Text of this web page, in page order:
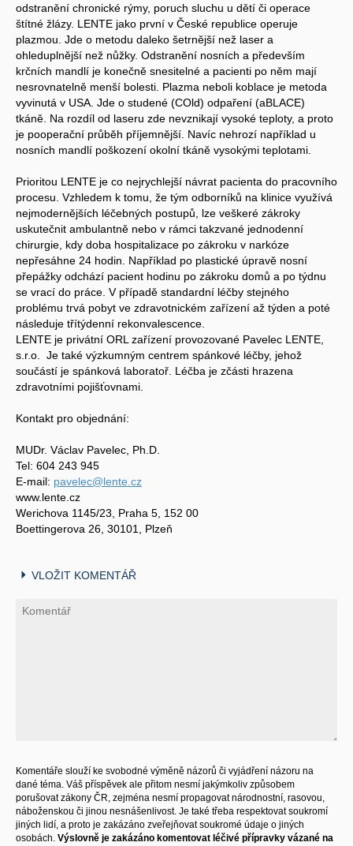
odstranění chronické rýmy, poruch sluchu u dětí či operace
štítné žlázy. LENTE jako první v České republice operuje
plazmou. Jde o metodu daleko šetrnější než laser a
ohleduplnější než nůžky. Odstranění nosních a především
krčních mandlí je konečně snesitelné a pacienti po něm mají
nesrovnatelně menší bolesti. Plazma neboli koblace je metoda
vyvinutá v USA. Jde o studené (COld) odpaření (aBLACE)
tkáně. Na rozdíl od laseru zde nevznikají vysoké teploty, a proto
je pooperační průběh příjemnější. Navíc nehrozí například u
nosních mandlí poškození okolní tkáně vysokými teplotami.
Prioritou LENTE je co nejrychlejší návrat pacienta do pracovního
procesu. Vzhledem k tomu, že tým odborníků na klinice využívá
nejmodernějších léčebných postupů, lze veškeré zákroky
uskutečnit ambulantně nebo v rámci takzvané jednodenní
chirurgie, kdy doba hospitalizace po zákroku v narkóze
nepřesáhne 24 hodin. Například po plastické úpravě nosní
přepážky odchází pacient hodinu po zákroku domů a po týdnu
se vrací do práce. V případě standardní léčby stejného
problému trvá pobyt ve zdravotnickém zařízení až týden a poté
následuje třítýdenní rekonvalescence.
LENTE je privátní ORL zařízení provozované Pavelec LENTE,
s.r.o. Je také výzkumným centrem spánkové léčby, jehož
součástí je spánková laboratoř. Léčba je zčásti hrazena
zdravotními pojišťovnami.
Kontakt pro objednání:
MUDr. Václav Pavelec, Ph.D.
Tel: 604 243 945
E-mail: pavelec@lente.cz
www.lente.cz
Werichova 1145/23, Praha 5, 152 00
Boettingerova 26, 30101, Plzeň
VLOŽIT KOMENTÁŘ
Komentáře slouží ke svobodné výměně názorů či vyjádření názoru na
dané téma. Váš příspěvek ale přitom nesmí jakýmkoliv způsobem
porušovat zákony ČR, zejména nesmí propagovat národnostní, rasovou,
náboženskou či jinou nesnášenlivost. Je také třeba respektovat soukromí
jiných lidí, a proto je zakázáno zveřejňovat soukromé údaje o jiných
osobách. Výslovně je zakázáno komentovat léčivé přípravky vázané na